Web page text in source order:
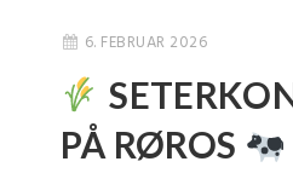
6. FEBRUAR 2026
PÅ RØROS